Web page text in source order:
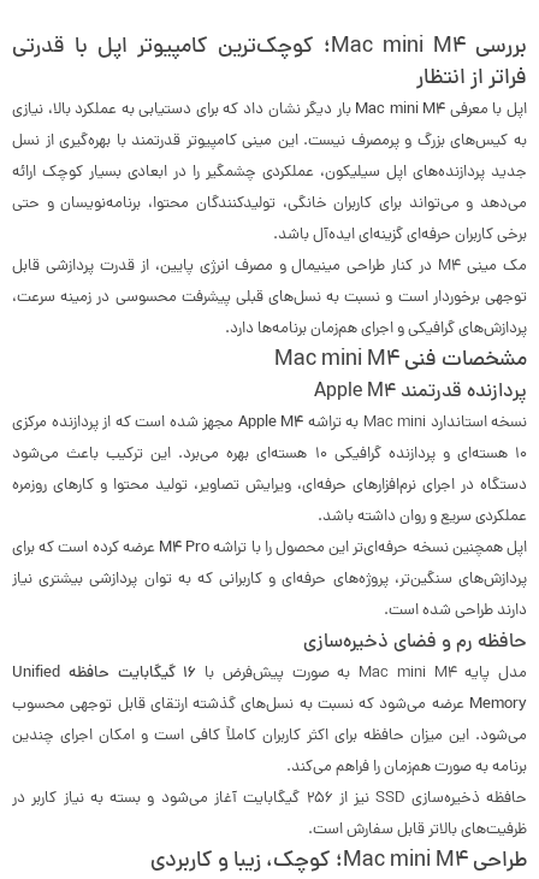
بررسی Mac mini M4؛ کوچک‌ترین کامپیوتر اپل با قدرتی
فراتر از انتظار
اپل با معرفی Mac mini M4 بار دیگر نشان داد که برای دستیابی به عملکرد بالا، نیازی
به کیس‌های بزرگ و پرمصرف نیست. این مینی کامپیوتر قدرتمند با بهره‌گیری از نسل
جدید پردازنده‌های اپل سیلیکون، عملکردی چشمگیر را در ابعادی بسیار کوچک ارائه
می‌دهد و می‌تواند برای کاربران خانگی، تولیدکنندگان محتوا، برنامه‌نویسان و حتی
برخی کاربران حرفه‌ای گزینه‌ای ایده‌آل باشد.
مک مینی M4 در کنار طراحی مینیمال و مصرف انرژی پایین، از قدرت پردازشی قابل
توجهی برخوردار است و نسبت به نسل‌های قبلی پیشرفت محسوسی در زمینه سرعت،
پردازش‌های گرافیکی و اجرای هم‌زمان برنامه‌ها دارد.
مشخصات فنی Mac mini M4
پردازنده قدرتمند Apple M4
نسخه استاندارد Mac mini به تراشه Apple M4 مجهز شده است که از پردازنده مرکزی
10 هسته‌ای و پردازنده گرافیکی 10 هسته‌ای بهره می‌برد. این ترکیب باعث می‌شود
دستگاه در اجرای نرم‌افزارهای حرفه‌ای، ویرایش تصاویر، تولید محتوا و کارهای روزمره
عملکردی سریع و روان داشته باشد.
اپل همچنین نسخه حرفه‌ای‌تر این محصول را با تراشهM4 Pro عرضه کرده است که برای
پردازش‌های سنگین‌تر، پروژه‌های حرفه‌ای و کاربرانی که به توان پردازشی بیشتری نیاز
دارند طراحی شده است.
حافظه رم و فضای ذخیره‌سازی
مدل پایه Mac mini M4 به صورت پیش‌فرض با
16 گیگابایت حافظه Unified
Memory عرضه می‌شود که نسبت به نسل‌های گذشته ارتقای قابل توجهی محسوب
می‌شود. این میزان حافظه برای اکثر کاربران کاملاً کافی است و امکان اجرای چندین
برنامه به صورت هم‌زمان را فراهم می‌کند.
حافظه ذخیره‌سازی SSD نیز از 256 گیگابایت آغاز می‌شود و بسته به نیاز کاربر در
ظرفیت‌های بالاتر قابل سفارش است.
طراحی Mac mini M4؛ کوچک، زیبا و کاربردی